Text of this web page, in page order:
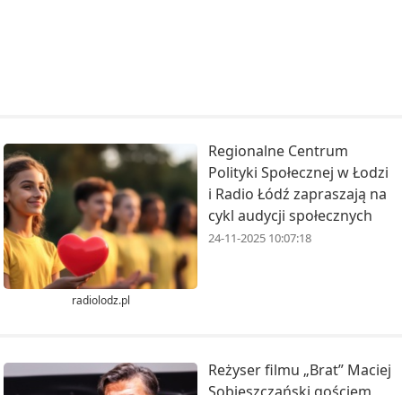
radiolodz.pl
Regionalne Centrum
Polityki Społecznej w Łodzi
i Radio Łódź zapraszają na
cykl audycji społecznych
24-11-2025 10:07:18
Reżyser filmu „Brat” Maciej